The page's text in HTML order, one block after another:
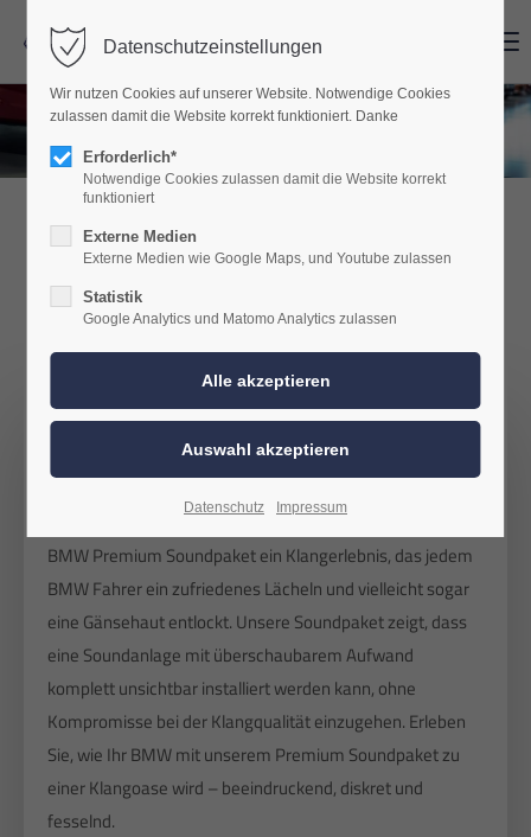
BMW: SmartSound PREMIUM
Ein Soundsystem wie man es sich
eigentlich ab Werk wünscht. - Das
PREMIUM Soundpaket!
einem leistungsstarken Soundprozessor schaffen wir im
BMW Premium Soundpaket ein Klangerlebnis, das jedem
BMW Fahrer ein zufriedenes Lächeln und vielleicht sogar
eine Gänsehaut entlockt. Unsere Soundpaket zeigt, dass
eine Soundanlage mit überschaubarem Aufwand
komplett unsichtbar installiert werden kann, ohne
Kompromisse bei der Klangqualität einzugehen. Erleben
Sie, wie Ihr BMW mit unserem Premium Soundpaket zu
einer Klangoase wird – beeindruckend, diskret und
fesselnd.
Datenschutzeinstellungen
Wir nutzen Cookies auf unserer Website. Notwendige Cookies
zulassen damit die Website korrekt funktioniert. Danke
Erforderlich*
Notwendige Cookies zulassen damit die Website korrekt
funktioniert
Externe Medien
Externe Medien wie Google Maps, und Youtube zulassen
Statistik
Google Analytics und Matomo Analytics zulassen
Datenschutz Impressum